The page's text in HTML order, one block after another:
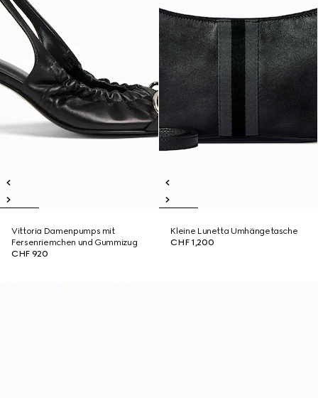
Vittoria Damenpumps mit
Fersenriemchen und Gummizug
CHF 920
Kleine Lunetta Umhängetasche
CHF 1,200